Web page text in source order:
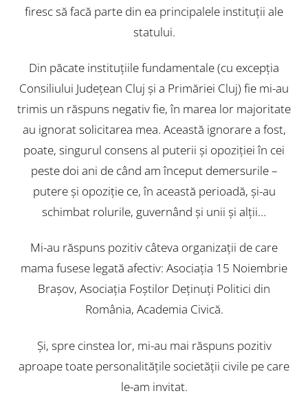
firesc să facă parte din ea principalele instituţii ale
statului.
Din păcate instituţiile fundamentale (cu excepţia
Consiliului Judeţean Cluj şi a Primăriei Cluj) fie mi-au
trimis un răspuns negativ fie, în marea lor majoritate
au ignorat solicitarea mea. Această ignorare a fost,
poate, singurul consens al puterii şi opoziţiei în cei
peste doi ani de când am început demersurile –
putere şi opoziţie ce, în această perioadă, şi-au
schimbat rolurile, guvernând şi unii şi alţii…
Mi-au răspuns pozitiv câteva organizaţii de care
mama fusese legată afectiv: Asociaţia 15 Noiembrie
Braşov, Asociaţia Foştilor Deţinuţi Politici din
România, Academia Civică.
Şi, spre cinstea lor, mi-au mai răspuns pozitiv
aproape toate personalităţile societăţii civile pe care
le-am invitat.